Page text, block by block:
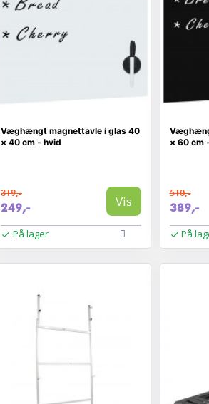
Væghængt magnettavle i glas 40
× 40 cm - hvid
319,-
249,- Vis
På lager
× 60 cm
510,-
389,-
På